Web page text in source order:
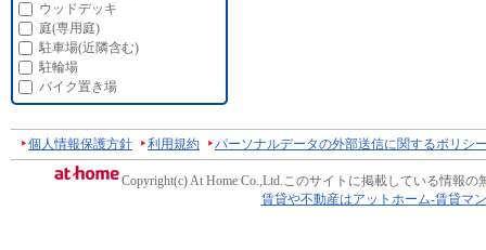
ウッドデッキ
庭(専用庭)
駐車場(近隣含む)
駐輪場
バイク置き場
個人情報保護方針 利用規約 パーソナルデータの外部送信に関するポリシ
Copyright(c) At Home Co.,Ltd.このサイトに掲載している情報の
賃貸や不動産はアットホーム-賃貸マ